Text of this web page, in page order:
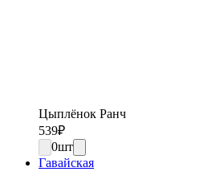
Цыплёнок Ранч
539₽
0шт
Гавайская